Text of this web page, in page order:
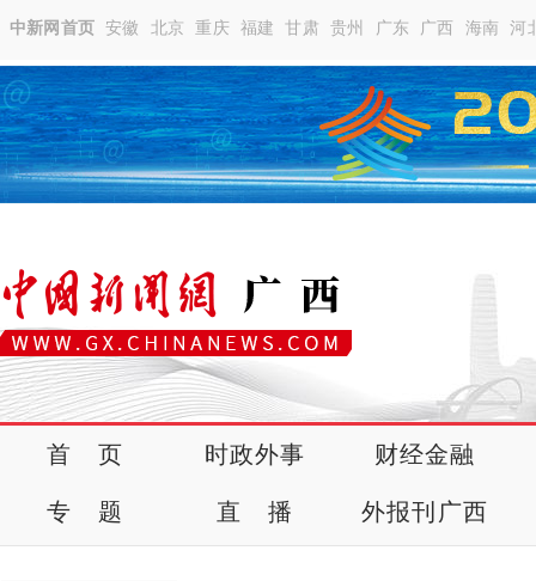
中新网首页 安徽 北京 重庆 福建 甘肃 贵州 广东 广西 海南 河
首 页 时政外事 财经金融
专 题 直 播 外报刊广西